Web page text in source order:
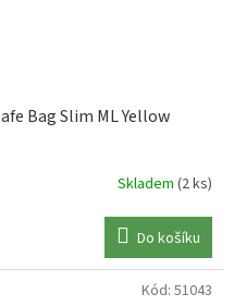
Bag Slim ML Yellow
Skladem (2 ks)
Do košíku
Kód: 51043